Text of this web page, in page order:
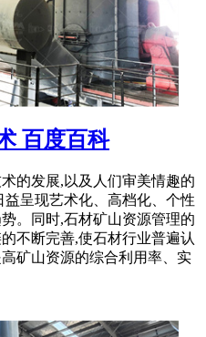
百度百科
的发展,以及人们审美情趣的
呈现艺术化、高档化、个性
。同时,石材矿山资源管理的
不断完善,使石材行业普遍认
矿山资源的综合利用率、实